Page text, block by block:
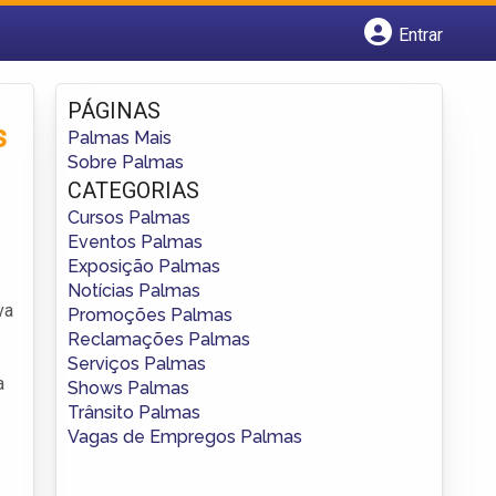
Entrar
Fazer login
Criar conta
PÁGINAS
Palmas Mais
Sobre Palmas
CATEGORIAS
Cursos Palmas
Eventos Palmas
Exposição Palmas
Notícias Palmas
Promoções Palmas
Reclamações Palmas
Serviços Palmas
Shows Palmas
Trânsito Palmas
Vagas de Empregos Palmas